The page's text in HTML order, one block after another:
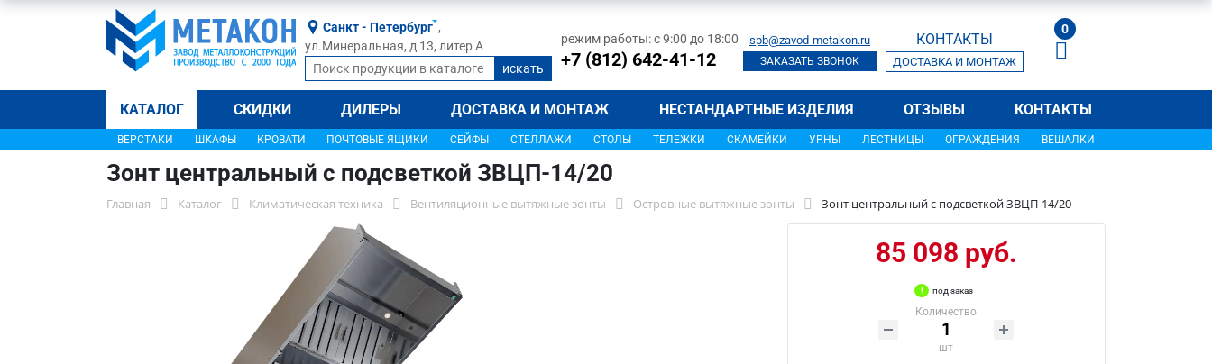
Санкт - Петербург ,
ул.Минеральная, д 13, литер А
режим работы: с 9:00 до 18:00
+7 (812) 642-41-12
spb@zavod-metakon.ru
ЗАКАЗАТЬ ЗВОНОК
КОНТАКТЫ
ДОСТАВКА И МОНТАЖ
0
КАТАЛОГ СКИДКИ ДИЛЕРЫ ДОСТАВКА И МОНТАЖ НЕСТАНДАРТНЫЕ ИЗДЕЛИЯ ОТЗЫВЫ КОНТАКТЫ
ВЕРСТАКИ ШКАФЫ КРОВАТИ ПОЧТОВЫЕ ЯЩИКИ СЕЙФЫ СТЕЛЛАЖИ СТОЛЫ ТЕЛЕЖКИ СКАМЕЙКИ УРНЫ ЛЕСТНИЦЫ ОГРАЖДЕНИЯ ВЕШАЛКИ
Зонт центральный с подсветкой ЗВЦП-14/20
Главная Каталог Климатическая техника Вентиляционные вытяжные зонты Островные вытяжные зонты Зонт центральный с подсветкой ЗВЦП-14/20
85 098 руб.
под заказ
Количество
шт